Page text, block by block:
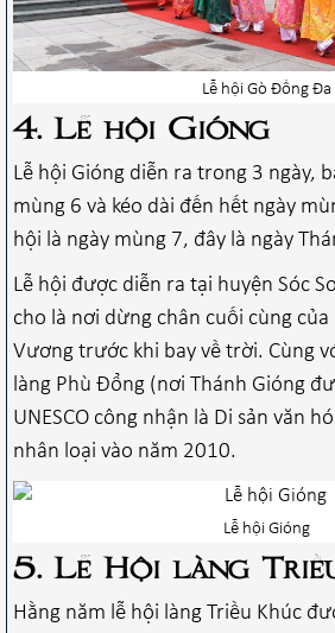
Lễ hội Gò Đống Đa
4. Lễ hội Gióng
Lễ hội Gióng diễn ra trong 3 ngày,
mùng 6 và kéo dài đến hết ngày
hội là ngày mùng 7, đây là ngày
Lễ hội được diễn ra tại huyện Sóc
cho là nơi dừng chân cuối cùng
Vương trước khi bay về trời. Cùng
làng Phù Đổng (nơi Thánh Gióng
UNESCO công nhận là Di sản văn
nhân loại vào năm 2010.
Lễ hội Gióng
5. Lễ Hội làng
Hằng năm lễ hội làng Triều Khúc